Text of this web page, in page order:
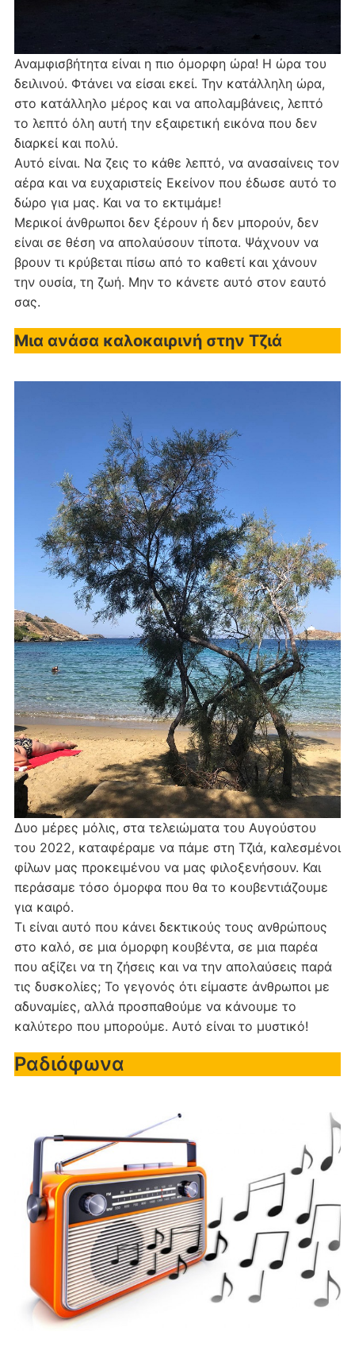
Αναμφισβήτητα είναι η πιο όμορφη ώρα! Η ώρα του
δειλινού. Φτάνει να είσαι εκεί. Την κατάλληλη ώρα,
στο κατάλληλο μέρος και να απολαμβάνεις, λεπτό
το λεπτό όλη αυτή την εξαιρετική εικόνα που δεν
διαρκεί και πολύ.
Αυτό είναι. Να ζεις το κάθε λεπτό, να ανασαίνεις τον
αέρα και να ευχαριστείς Εκείνον που έδωσε αυτό το
δώρο για μας. Και να το εκτιμάμε!
Μερικοί άνθρωποι δεν ξέρουν ή δεν μπορούν, δεν
είναι σε θέση να απολαύσουν τίποτα. Ψάχνουν να
βρουν τι κρύβεται πίσω από το καθετί και χάνουν
την ουσία, τη ζωή. Μην το κάνετε αυτό στον εαυτό
σας.
Μια ανάσα καλοκαιρινή στην Τζιά
Δυο μέρες μόλις, στα τελειώματα του Αυγούστου
του 2022, καταφέραμε να πάμε στη Τζιά, καλεσμένοι
φίλων μας προκειμένου να μας φιλοξενήσουν. Και
περάσαμε τόσο όμορφα που θα το κουβεντιάζουμε
για καιρό.
Τι είναι αυτό που κάνει δεκτικούς τους ανθρώπους
στο καλό, σε μια όμορφη κουβέντα, σε μια παρέα
που αξίζει να τη ζήσεις και να την απολαύσεις παρά
τις δυσκολίες; Το γεγονός ότι είμαστε άνθρωποι με
αδυναμίες, αλλά προσπαθούμε να κάνουμε το
καλύτερο που μπορούμε. Αυτό είναι το μυστικό!
Ραδιόφωνα